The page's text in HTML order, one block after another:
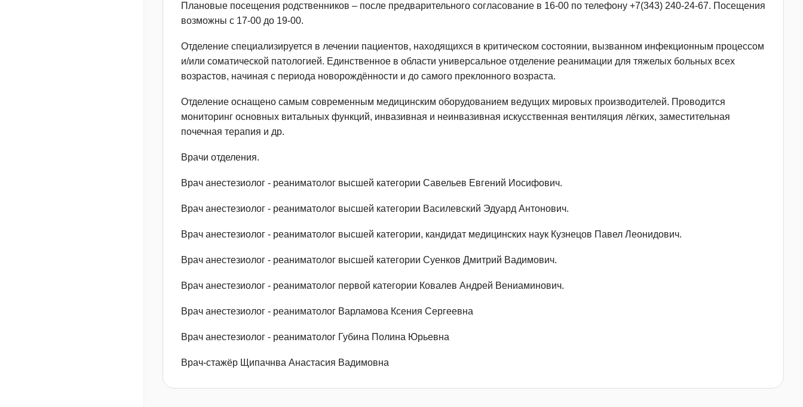
Плановые посещения родственников – после предварительного согласование в 16-00 по телефону +7(343) 240-24-67. Посещения
возможны с 17-00 до 19-00.
Отделение специализируется в лечении пациентов, находящихся в критическом состоянии, вызванном инфекционным процессом
и/или соматической патологией. Единственное в области универсальное отделение реанимации для тяжелых больных всех
возрастов, начиная с периода новорождённости и до самого преклонного возраста.
Отделение оснащено самым современным медицинским оборудованием ведущих мировых производителей. Проводится
мониторинг основных витальных функций, инвазивная и неинвазивная искусственная вентиляция лёгких, заместительная
почечная терапия и др.
Врачи отделения.
Врач анестезиолог - реаниматолог высшей категории Савельев Евгений Иосифович.
Врач анестезиолог - реаниматолог высшей категории Василевский Эдуард Антонович.
Врач анестезиолог - реаниматолог высшей категории, кандидат медицинских наук Кузнецов Павел Леонидович.
Врач анестезиолог - реаниматолог высшей категории Суенков Дмитрий Вадимович.
Врач анестезиолог - реаниматолог первой категории Ковалев Андрей Вениаминович.
Врач анестезиолог - реаниматолог Варламова Ксения Сергеевна
Врач анестезиолог - реаниматолог Губина Полина Юрьевна
Врач-стажёр Щипачнва Анастасия Вадимовна